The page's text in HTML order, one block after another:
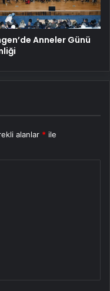
Anneler Günü
alanlar * ile